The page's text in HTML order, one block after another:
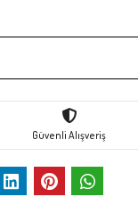
Güvenli Alışveriş